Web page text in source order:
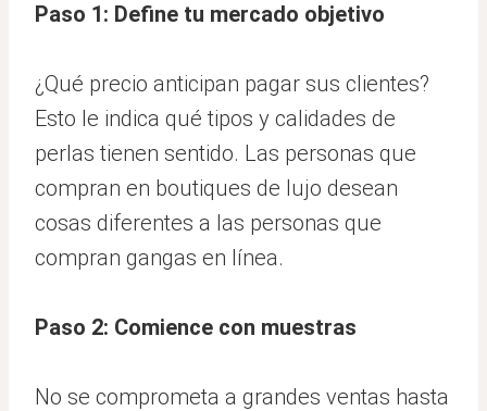
Paso 1: Define tu mercado objetivo
¿Qué precio anticipan pagar sus clientes?
Esto le indica qué tipos y calidades de
perlas tienen sentido. Las personas que
compran en boutiques de lujo desean
cosas diferentes a las personas que
compran gangas en línea.
Paso 2: Comience con muestras
No se comprometa a grandes ventas hasta